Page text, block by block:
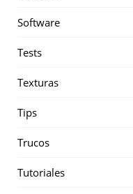
Software
Tests
Texturas
Tips
Trucos
Tutoriales